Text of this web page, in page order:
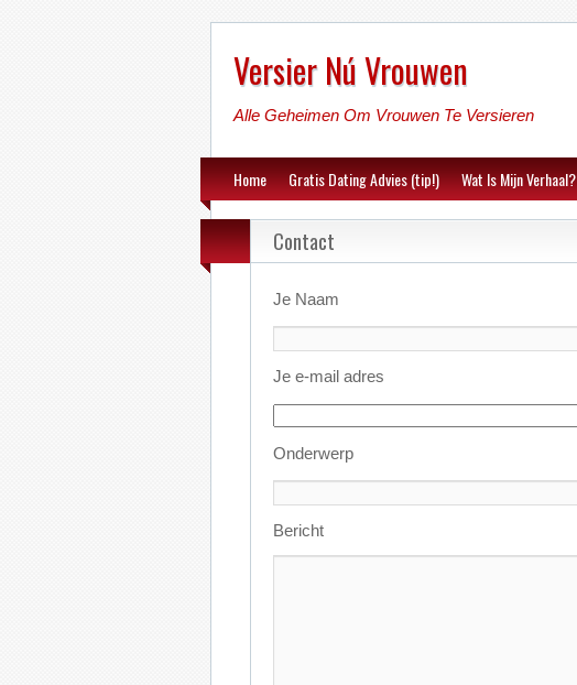
Versier Nú Vrouwen
Alle Geheimen Om Vrouwen Te Versieren
Home Gratis Dating Advies (tip!) Wat Is Mijn Verhaal?
Contact
Je Naam
Je e-mail adres
Onderwerp
Bericht